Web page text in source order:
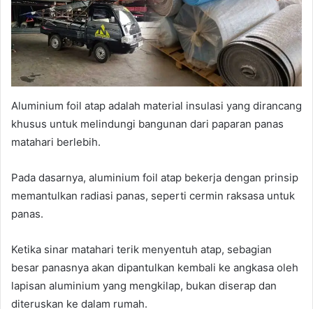
Aluminium foil atap adalah material insulasi yang dirancang
khusus untuk melindungi bangunan dari paparan panas
matahari berlebih.
Pada dasarnya, aluminium foil atap bekerja dengan prinsip
memantulkan radiasi panas, seperti cermin raksasa untuk
panas.
Ketika sinar matahari terik menyentuh atap, sebagian
besar panasnya akan dipantulkan kembali ke angkasa oleh
lapisan aluminium yang mengkilap, bukan diserap dan
diteruskan ke dalam rumah.